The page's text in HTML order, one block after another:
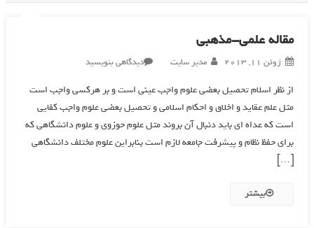
مقاله علمی-مذهبی
ژوئن 11, 2013 مدیر سایت دیدگاهی بنویسیددر
علمی-
مذهبی
از نظر اسلام تحصيل بعضي علوم واجب عيني است و بر هركسي واجب است
مثل علم عقايد و اخلاق و احكام اسلامي و تحصيل بعضي علوم واجب كفايي
است كه عداه اي بايد دنبال آن بروند مثل علوم حوزوي و علوم دانشگاهي كه
براي حفظ نظام و پيشرفت جامعه لازم است بنابراين علوم مختلف دانشگاهي
[…]
بیشتر